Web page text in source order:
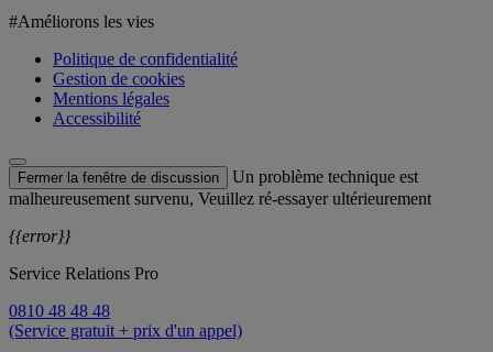
#Améliorons les vies
Politique de confidentialité
Gestion de cookies
Mentions légales
Accessibilité
Fermer la fenêtre de discussion
Un problème technique est
malheureusement survenu, Veuillez ré-essayer ultérieurement
{{error}}
Service Relations Pro
0810 48 48 48
(Service gratuit + prix d'un appel)